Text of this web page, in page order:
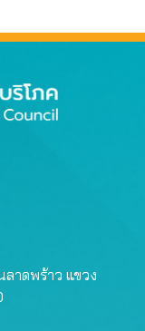
ลาดพร้าว แขวง